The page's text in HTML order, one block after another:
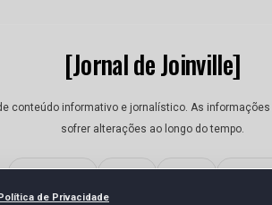
[Jornal de Joinville]
conteúdo informativo e jornalístico. As
sofrer alterações ao longo do tempo.
Quem Somos Contato Termos
de Privacidade